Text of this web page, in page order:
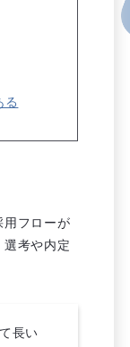
る
用フローが
選考や内定
長い